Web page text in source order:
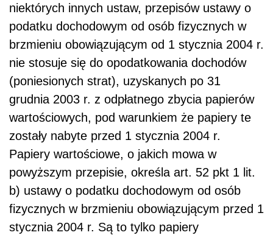
niektórych innych ustaw, przepisów ustawy o
podatku dochodowym od osób fizycznych w
brzmieniu obowiązującym od 1 stycznia 2004 r.
nie stosuje się do opodatkowania dochodów
(poniesionych strat), uzyskanych po 31
grudnia 2003 r. z odpłatnego zbycia papierów
wartościowych, pod warunkiem że papiery te
zostały nabyte przed 1 stycznia 2004 r.
Papiery wartościowe, o jakich mowa w
powyższym przepisie, określa art. 52 pkt 1 lit.
b) ustawy o podatku dochodowym od osób
fizycznych w brzmieniu obowiązującym przed 1
stycznia 2004 r. Są to tylko papiery